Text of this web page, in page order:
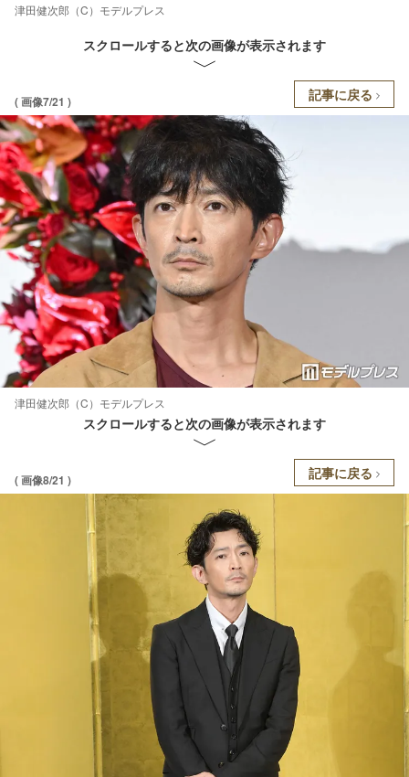
津田健次郎（C）モデルプレス
スクロールすると次の画像が表示されます
( 画像7/21 ) 記事に戻る
津田健次郎（C）モデルプレス
スクロールすると次の画像が表示されます
( 画像8/21 ) 記事に戻る